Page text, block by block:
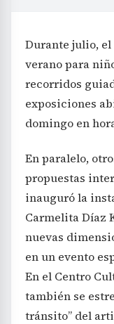
Durante julio, el
verano para
recorridos
exposiciones
domingo en
En paralelo,
propuestas
inauguró la
Carmelita Díaz
nuevas
en un evento
En el Centro
también se
tránsito” del